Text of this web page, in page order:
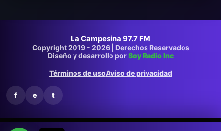
La Campesina 97.7 FM
Copyright 2019 - 2026 | Derechos Reservados
Diseño y desarrollo porSoy Radio Inc
Términos de usoAviso de privacidad
f e t